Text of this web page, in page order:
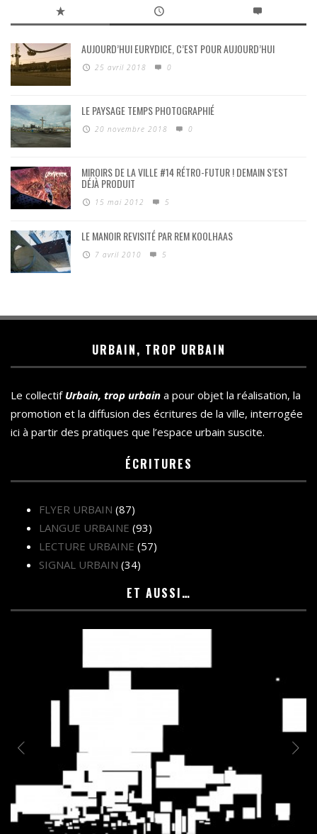
AUJOURD’HUI EURYDICE, C’EST POUR AUJOURD’HUI
25 avril 2018 0
LE PAYSAGE TEMPS PHOTOGRAPHIÉ
20 novembre 2018 0
MIROIRS DE LA VILLE #14 RÉTRO-FUTUR ! DEMAIN S’EST
DÉJÀ PRODUIT
15 mai 2012 5
LE MANOIR REVISITÉ PAR REM KOOLHAAS
7 avril 2010 5
URBAIN, TROP URBAIN
Le collectif Urbain, trop urbain a pour objet la réalisation, la
promotion et la diffusion des écritures de la ville, interrogée
ici à partir des pratiques que l’espace urbain suscite.
ÉCRITURES
FLYER URBAIN (87)
LANGUE URBAINE (93)
LECTURE URBAINE (57)
SIGNAL URBAIN (34)
ET AUSSI…